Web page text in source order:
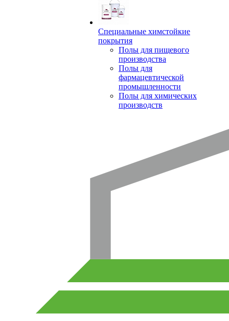
Специальные химстойкие
покрытия
Полы для пищевого
производства
Полы для
фармацевтической
промышленности
Полы для химических
производств